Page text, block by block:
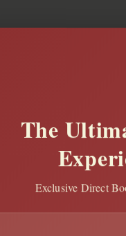
The
Exclusive Direct